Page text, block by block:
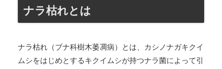
ナラ枯れとは
ナラ枯れ（ブナ科樹木萎凋病）とは、カシノナガキクイ
ムシをはじめとするキクイムシが持つナラ菌によって引